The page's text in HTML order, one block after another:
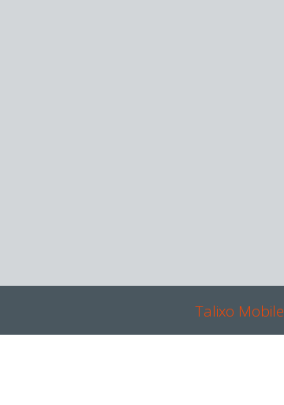
Talixo Mobile